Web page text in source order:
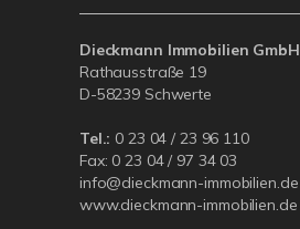
Dieckmann Immobilien GmbH
Rathausstraße 19
D-58239 Schwerte
Tel.: 0 23 04 / 23 96 110
Fax: 0 23 04 / 97 34 03
info@dieckmann-immobilien.de
www.dieckmann-immobilien.de